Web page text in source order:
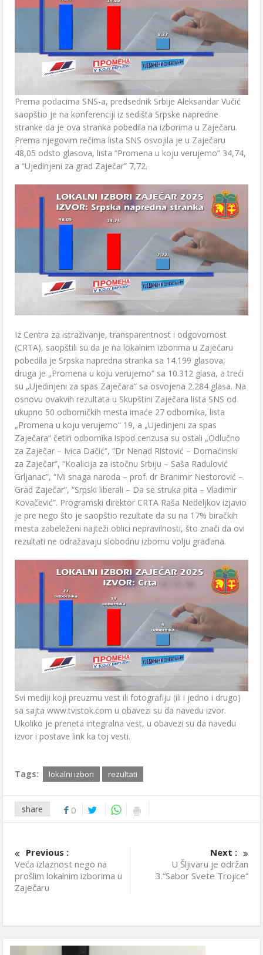
Prema podacima SNS-a, predsednik Srbije Aleksandar Vučić
saopštio je na konferenciji iz sedišta Srpske napredne
stranke da je ova stranka pobedila na izborima u Zaječaru.
Prema njegovim rečima lista SNS osvojila je u Zaječaru
48,05 odsto glasova, lista “Promena u koju verujemo” 34,74,
a “Ujedinjeni za grad Zaječar” 7,72.
Iz Centra za istraživanje, transparentnost i odgovornost
(CRTA), saopštili su da je na lokalnim izborima u Zaječaru
pobedila je Srpska napredna stranka sa 14.199 glasova,
druga je „Promena u koju verujemo“ sa 10.312 glasa, a treći
su „Ujedinjeni za spas Zaječara“ sa osvojena 2.284 glasa. Na
osnovu ovakvih rezultata u Skupštini Zaječara lista SNS od
ukupno 50 odborničkih mesta imaće 27 odbornika, lista
„Promena u koju verujemo“ 19, a „Ujedinjeni za spas
Zaječara“ četiri odbornika.Ispod cenzusa su ostali „Odlučno
za Zaječar – Ivica Dačić“, “Dr Nenad Ristović – Domaćinski
za Zaječar”, “Koalicija za istočnu Srbiju – Saša Radulović
Grljanac”, “Mi snaga naroda – prof. dr Branimir Nestorović –
Grad Zaječar”, “Srpski liberali – Da se struka pita – Vladimir
Kovačević”. Programski direktor CRTA Raša Nedeljkov izjavio
je pre nego što je saopštio rezultate da su na 17% biračkih
mesta zabeleženi najteži oblici nepravilnosti, što znači da ovi
rezultati ne odražavaju slobodnu izbornu volju građana.
Svi mediji koji preuzmu vest ili fotografiju (ili i jedno i drugo)
sa sajta www.tvistok.com u obavezi su da navedu izvor.
Ukoliko je preneta integralna vest, u obavezi su da navedu
izvor i postave link ka toj vesti.
Tags: lokalni izbori rezultati
share 0
Previous :
Veća izlaznost nego na
prošlim lokalnim izborima u
Zaječaru
Next :
U Šljivaru je održan
3.“Sabor Svete Trojice“